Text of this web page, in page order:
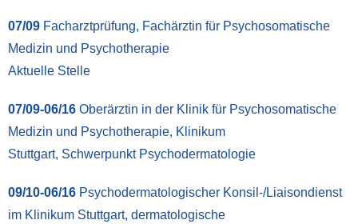
07/09 Facharztprüfung, Fachärztin für Psychosomatische
Medizin und Psychotherapie
Aktuelle Stelle
07/09-06/16 Oberärztin in der Klinik für Psychosomatische
Medizin und Psychotherapie, Klinikum
Stuttgart, Schwerpunkt Psychodermatologie
09/10-06/16 Psychodermatologischer Konsil-/Liaisondienst
im Klinikum Stuttgart, dermatologische